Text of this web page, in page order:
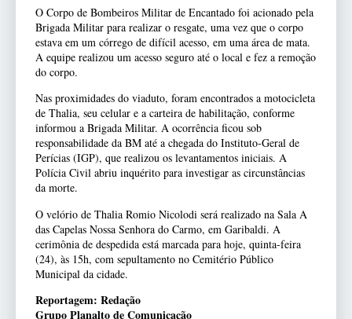
O Corpo de Bombeiros Militar de Encantado foi acionado pela
Brigada Militar para realizar o resgate, uma vez que o corpo
estava em um córrego de difícil acesso, em uma área de mata.
A equipe realizou um acesso seguro até o local e fez a remoção
do corpo.
Nas proximidades do viaduto, foram encontrados a motocicleta
de Thalia, seu celular e a carteira de habilitação, conforme
informou a Brigada Militar. A ocorrência ficou sob
responsabilidade da BM até a chegada do Instituto-Geral de
Perícias (IGP), que realizou os levantamentos iniciais. A
Polícia Civil abriu inquérito para investigar as circunstâncias
da morte.
O velório de Thalia Romio Nicolodi será realizado na Sala A
das Capelas Nossa Senhora do Carmo, em Garibaldi. A
cerimônia de despedida está marcada para hoje, quinta-feira
(24), às 15h, com sepultamento no Cemitério Público
Municipal da cidade.
Reportagem: Redação
Grupo Planalto de Comunicação